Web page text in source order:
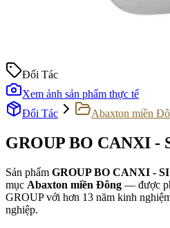
Đối Tác
Xem ảnh sản phẩm thực tế
Đối Tác
Abaxton miền
GROUP BO CANXI -
Sản phẩm GROUP BO CANXI -
mục Abaxton miền Đông — được
GROUP với hơn 13 năm kinh
nghiệp.